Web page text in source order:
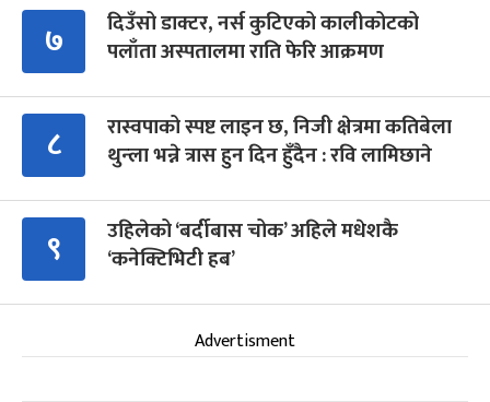
७
दिउँसो डाक्टर, नर्स कुटिएको कालीकोटको
पलाँता अस्पतालमा राति फेरि आक्रमण
८
रास्वपाको स्पष्ट लाइन छ, निजी क्षेत्रमा कतिबेला
थुन्ला भन्ने त्रास हुन दिन हुँदैन : रवि लामिछाने
९
उहिलेको ‘बर्दीबास चोक’ अहिले मधेशकै
‘कनेक्टिभिटी हब’
Advertisment